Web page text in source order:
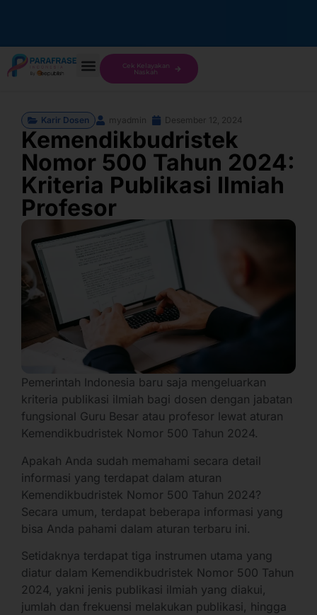
Cek Kelayakan
Naskah
Karir Dosen myadmin Desember 12, 2024
Kemendikbudristek
Nomor 500 Tahun 2024:
Kriteria Publikasi Ilmiah
Profesor
Pemerintah Indonesia baru saja mengeluarkan
kriteria publikasi ilmiah bagi dosen dengan jabatan
fungsional Guru Besar atau profesor lewat aturan
Kemendikbudristek Nomor 500 Tahun 2024.
Apakah Anda sudah memahami secara detail
informasi yang terdapat dalam aturan
Kemendikbudristek Nomor 500 Tahun 2024?
Secara umum, terdapat beberapa informasi yang
bisa Anda pahami dalam aturan terbaru ini.
Setidaknya terdapat tiga instrumen utama yang
diatur dalam Kemendikbudristek Nomor 500 Tahun
2024, yakni jenis publikasi ilmiah yang diakui,
jumlah dan frekuensi melakukan publikasi, hingga